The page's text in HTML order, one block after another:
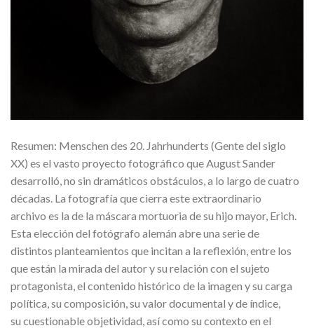
Resumen: Menschen des 20. Jahrhunderts (Gente del siglo
XX) es el vasto proyecto fotográfico que August Sander
desarrolló, no sin dramáticos obstáculos, a lo largo de cuatro
décadas. La fotografía que cierra este extraordinario
archivo es la de la máscara mortuoria de su hijo mayor, Erich.
Esta elección del fotógrafo alemán abre una serie de
distintos planteamientos que incitan a la reflexión, entre los
que están la mirada del autor y su relación con el sujeto
protagonista, el contenido histórico de la imagen y su carga
política, su composición, su valor documental y de índice,
su cuestionable objetividad, así como su contexto en el